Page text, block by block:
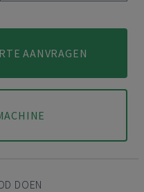
AANVRAGEN
DOEN